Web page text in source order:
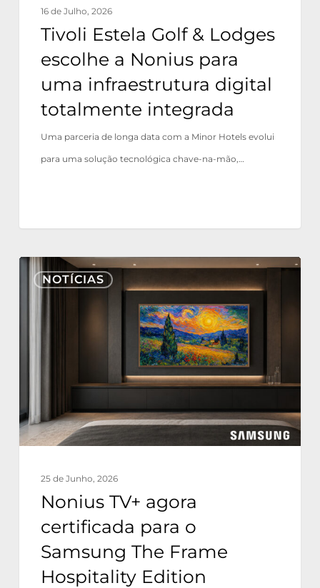
digital
totalmente
integrada
16 de Julho, 2026
Tivoli Estela Golf & Lodges
escolhe a Nonius para
uma infraestrutura digital
totalmente integrada
Uma parceria de longa data com a Minor Hotels evolui
para uma solução tecnológica chave-na-mão,…
NOTÍCIAS
Nonius
TV+
Samsung
The
Frame
25 de Junho, 2026
Nonius TV+ agora
certificada para o
Samsung The Frame
Hospitality Edition